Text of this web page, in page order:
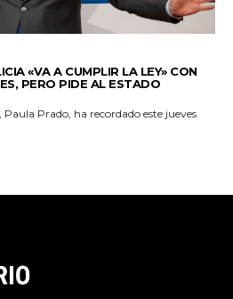
«VA A CUMPLIR LA LEY» CON
PERO PIDE AL ESTADO
Paula Prado, ha recordado este jueves